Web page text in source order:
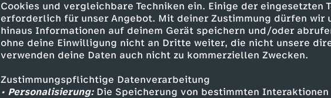
Cookies und vergleichbare Techniken ein. Einige der eingesetzten
erforderlich für unser Angebot. Mit deiner Zustimmung dürfen wir
hinaus Informationen auf deinem Gerät speichern und/oder
ohne deine Einwilligung nicht an Dritte weiter, die nicht unsere
verwenden deine Daten auch nicht zu kommerziellen Zwecken.
Zustimmungspflichtige Datenverarbeitung
• Personalisierung:Die Speicherung von bestimmten